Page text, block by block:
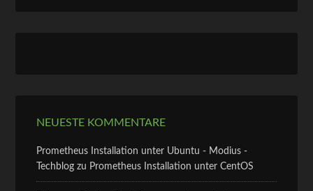
NEUESTE KOMMENTARE
Prometheus Installation unter Ubuntu - Modius -
Techblog zu Prometheus Installation unter CentOS